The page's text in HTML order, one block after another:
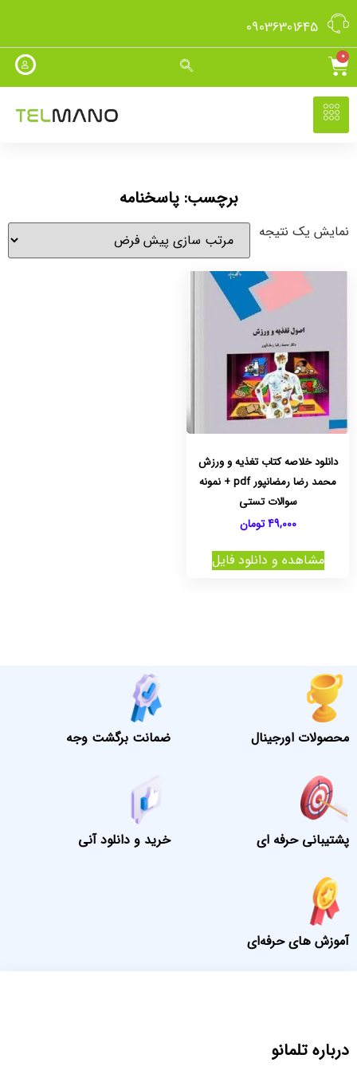
09036301645
0
برچسب: پاسخنامه
نمایش یک نتیجه
دانلود خلاصه کتاب تغذیه و ورزش
محمد رضا رمضانپور pdf + نمونه
سوالات تستی
49,000 تومان
مشاهده و دانلود فایل
محصولات اورجینال ضمانت برگشت وجه
پشتیبانی حرفه ای خرید و دانلود آنی
آموزش های حرفه‌ای
درباره تلمانو